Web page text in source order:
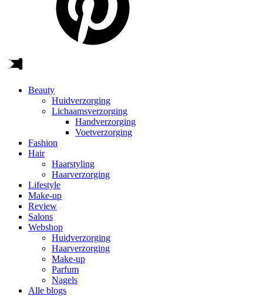
Beauty
Huidverzorging
Lichaamsverzorging
Handverzorging
Voetverzorging
Fashion
Hair
Haarstyling
Haarverzorging
Lifestyle
Make-up
Review
Salons
Webshop
Huidverzorging
Haarverzorging
Make-up
Parfum
Nagels
Alle blogs